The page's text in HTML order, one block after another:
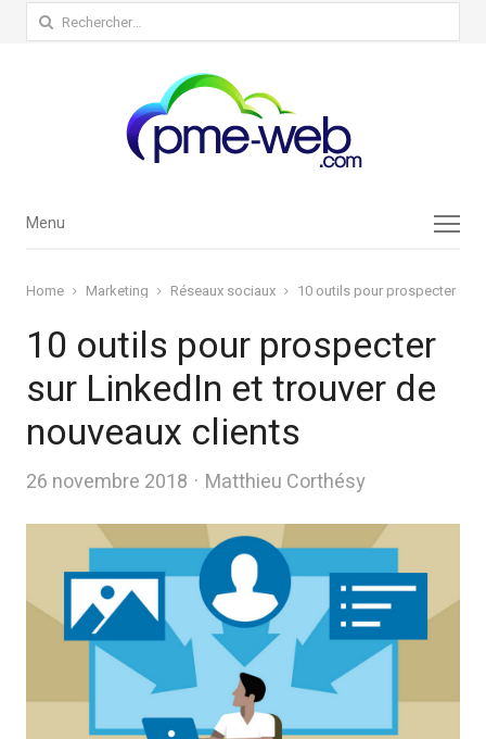
Rechercher :
Menu
Menu
Home Marketing Réseaux sociaux 10 outils pour prospecter sur
10 outils pour prospecter
sur LinkedIn et trouver de
nouveaux clients
26 novembre 2018 Author
Matthieu Corthésy